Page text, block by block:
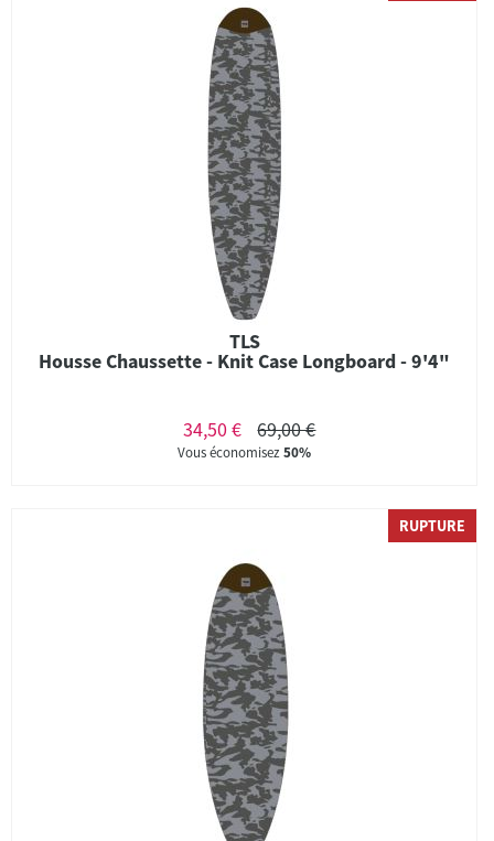
TLS
Housse Chaussette - Knit Case Longboard - 9'4"
34,50 € 69,00 €
Vous économisez50%
RUPTURE